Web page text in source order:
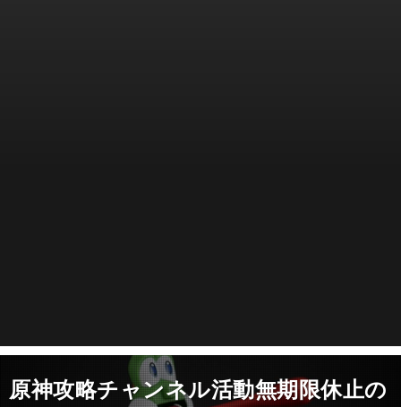
原神攻略チャンネル活動無期限休止の